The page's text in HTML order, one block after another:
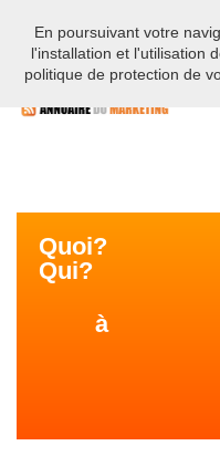
Bienvenue sur l'annuaire
Quoi?
Qui?
à
En poursuivant votre
l'installation et l'utilisation
politique de protection de